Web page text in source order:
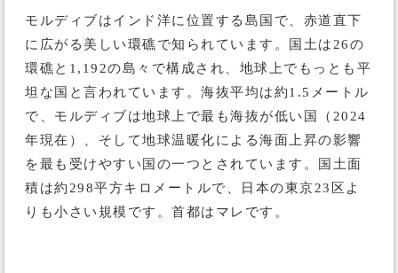
モルディブはインド洋に位置する島国で、赤道直下
に広がる美しい環礁で知られています。国土は26の
環礁と1,192の島々で構成され、地球上でもっとも平
坦な国と言われています。海抜平均は約1.5メートル
で、モルディブは地球上で最も海抜が低い国（2024
年現在）、そして地球温暖化による海面上昇の影響
を最も受けやすい国の一つとされています。国土面
積は約298平方キロメートルで、日本の東京23区よ
りも小さい規模です。首都はマレです。